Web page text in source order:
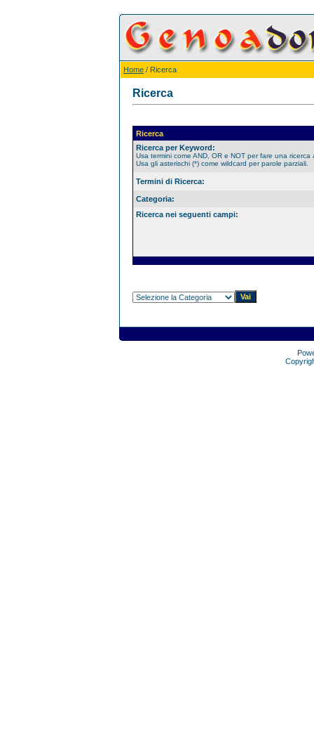
Home / Ricerca
Ricerca
Ricerca
Ricerca per Keyword:
Usa termini come AND, OR e NOT per fare una ricerca
Usa gli asterischi (*) come wildcard per parole parziali.
Termini di Ricerca:
Categoria:
Ricerca nei seguenti campi: